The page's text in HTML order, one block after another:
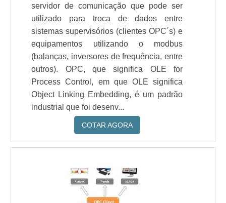
servidor de comunicação que pode ser
utilizado para troca de dados entre
sistemas supervisórios (clientes OPC´s) e
equipamentos utilizando o modbus
(balanças, inversores de frequência, entre
outros). OPC, que significa OLE for
Process Control, em que OLE significa
Object Linking Embedding, é um padrão
industrial que foi desenv...
COTAR AGORA